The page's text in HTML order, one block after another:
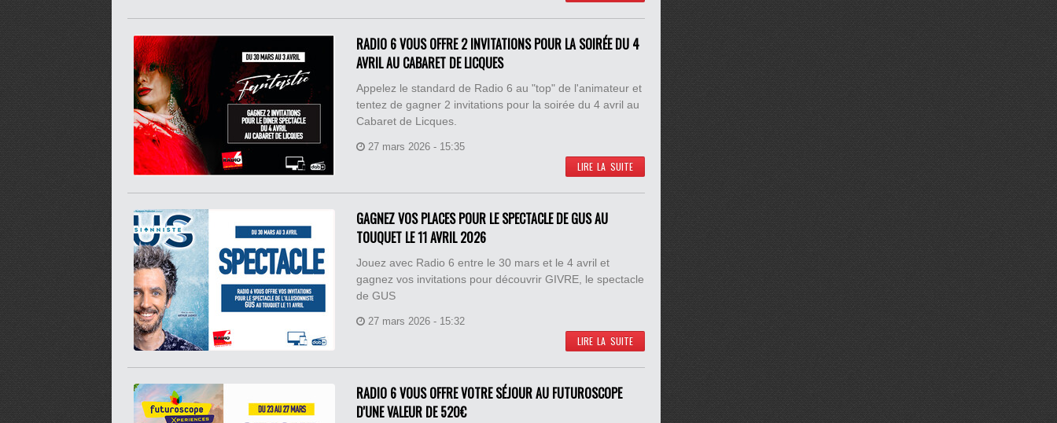
RADIO 6 VOUS OFFRE 2 INVITATIONS POUR LA SOIRÉE DU 4
AVRIL AU CABARET DE LICQUES
Appelez le standard de Radio 6 au "top" de l'animateur et
tentez de gagner 2 invitations pour la soirée du 4 avril au
Cabaret de Licques.
27 mars 2026 - 15:35
LIRE LA SUITE
GAGNEZ VOS PLACES POUR LE SPECTACLE DE GUS AU
TOUQUET LE 11 AVRIL 2026
Jouez avec Radio 6 entre le 30 mars et le 4 avril et
gagnez vos invitations pour découvrir GIVRE, le spectacle
de GUS
27 mars 2026 - 15:32
LIRE LA SUITE
RADIO 6 VOUS OFFRE VOTRE SÉJOUR AU FUTUROSCOPE
D'UNE VALEUR DE 520€